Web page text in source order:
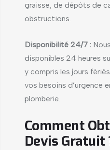
graisse, de dépôts de
obstructions.
Disponibilité 24/7 :
disponibles 24 heures
y compris les jours
vos besoins d’urgence
plomberie.
Comment
Devis Gratuit